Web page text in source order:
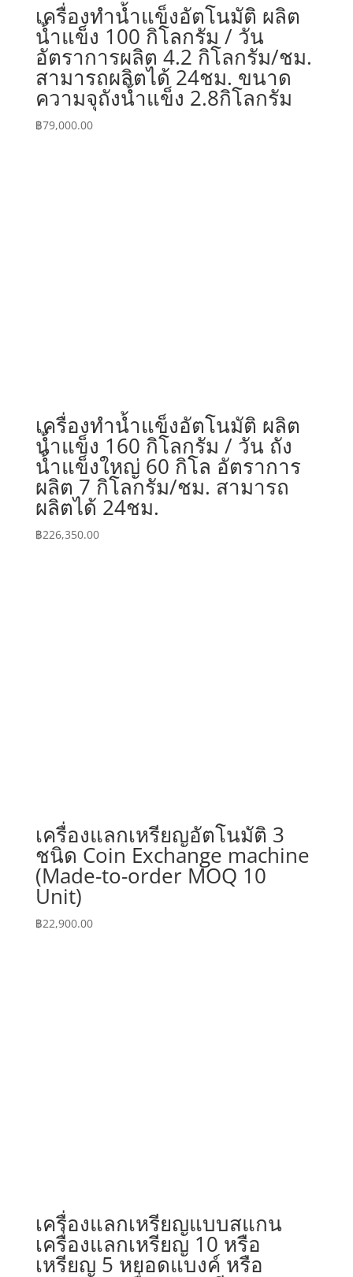
เครื่องทำน้ำแข็งอัตโนมัติ ผลิต
น้ำแข็ง 100 กิโลกรัม / วัน
อัตราการผลิต 4.2 กิโลกรัม/ชม.
สามารถผลิตได้ 24ชม. ขนาด
ความจุถังน้ำแข็ง 2.8กิโลกรัม
฿79,000.00
เครื่องทำน้ำแข็งอัตโนมัติ ผลิต
น้ำแข็ง 160 กิโลกรัม / วัน ถัง
น้ำแข็งใหญ่ 60 กิโล อัตราการ
ผลิต 7 กิโลกรัม/ชม. สามารถ
ผลิตได้ 24ชม.
฿226,350.00
เครื่องแลกเหรียญอัตโนมัติ 3
ชนิด Coin Exchange machine
(Made-to-order MOQ 10
Unit)
฿22,900.00
เครื่องแลกเหรียญแบบสแกน
เครื่องแลกเหรียญ 10 หรือ
เหรียญ 5 หยอดแบงค์ หรือ